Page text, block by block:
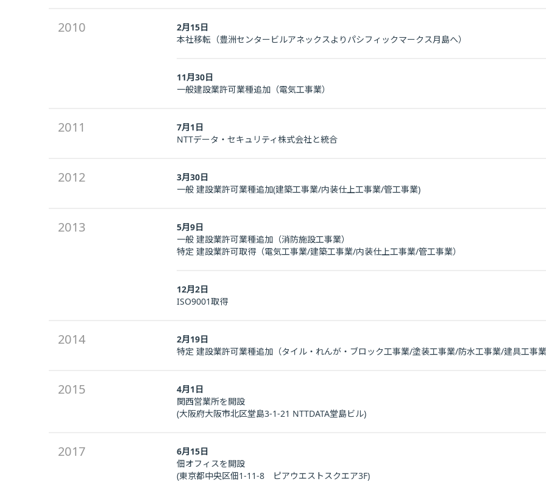
2010
2月15日
本社移転（豊洲センタービルアネックスよりパシフィックマークス月島へ）
11月30日
一般建設業許可業種追加（電気工事業）
2011
7月1日
NTTデータ・セキュリティ株式会社と統合
2012
3月30日
一般 建設業許可業種追加(建築工事業/内装仕上工事業/管工事業)
2013
5月9日
一般 建設業許可業種追加（消防施設工事業）
特定 建設業許可取得（電気工事業/建築工事業/内装仕上工事業/管工事業）
12月2日
ISO9001取得
2014
2月19日
特定 建設業許可業種追加（タイル・れんが・ブロック工事業/塗装工事業/防水工事業/建具工事
2015
4月1日
関西営業所を開設
(大阪府大阪市北区堂島3-1-21 NTTDATA堂島ビル)
2017
6月15日
佃オフィスを開設
(東京都中央区佃1-11-8 ピアウエストスクエア3F)